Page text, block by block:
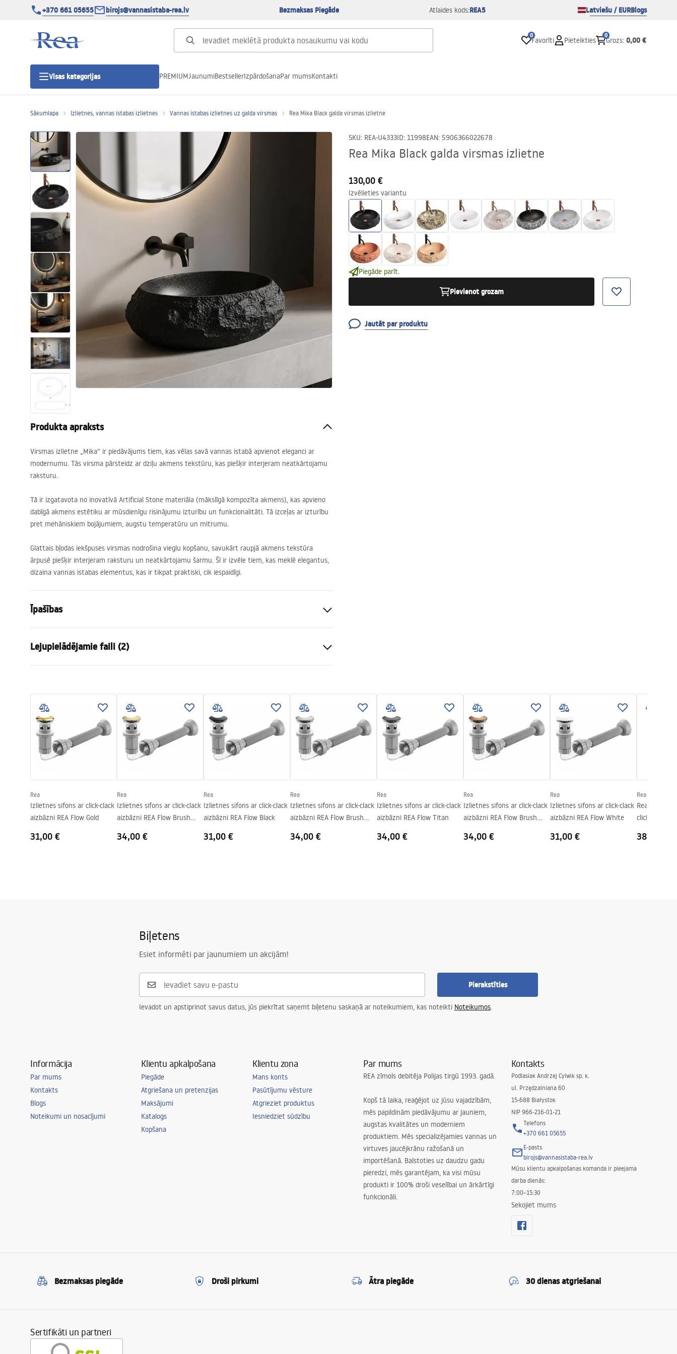
+370 661 05655 birojs@vannasistaba-rea.lv Bezmaksas Piegāde Atlaides kods:REA5 Latviešu / EURBlogs
0
Favorīti Pieteikties
0
Grozs: 0,00 €
Visas kategorijas
Dušas durvis
Vannas istabas dušas paliktņi
Lineāras dušas notekas
Tualetes
Izlietnes
Vannas un ekrāni
Vannas istabas jaucējkrāni
Vannas istabas dušas
PREMIUMJaunumiBestsellerIzpārdošanaPar mumsKontakti
Sākumlapa Izlietnes, vannas istabas izlietnes Vannas istabas izlietnes uz galda virsmas Rea Mika Black galda virsmas izlietne
SKU: REA-U4333ID: 11998EAN: 5906366022678
Rea Mika Black galda virsmas izlietne
130,00 €
Izvēlieties variantu
Piegāde parīt.
Pievienot grozam
Jautāt par produktu
Produkta apraksts
Virsmas izlietne „Mika“ ir piedāvājums tiem, kas vēlas savā vannas istabā apvienot eleganci ar
modernumu. Tās virsma pārsteidz ar dziļu akmens tekstūru, kas piešķir interjeram neatkārtojamu
raksturu.
Tā ir izgatavota no inovatīvā Artificial Stone materiāla (mākslīgā kompozīta akmens), kas apvieno
dabīgā akmens estētiku ar mūsdienīgu risinājumu izturību un funkcionalitāti. Tā izceļas ar izturību
pret mehāniskiem bojājumiem, augstu temperatūru un mitrumu.
Glattais bļodas iekšpuses virsmas nodrošina vieglu kopšanu, savukārt raupjā akmens tekstūra
ārpusē piešķir interjeram raksturu un neatkārtojamu šarmu. Šī ir izvēle tiem, kas meklē elegantus,
dizaina vannas istabas elementus, kas ir tikpat praktiski, cik iespaidīgi.
Īpašības
Materiāls
Krāsa
Melns, Akmens imitācija
Platums
mm
Augstums
150
mm
Dziļums
mm
Pieskarieties atverei
Nē
Pārplūdes caurums
Lejupielādējamie faili (2)
Warranty_Terms_and_Conditions_
Basins_-_5.pdf
Rea
Izlietnes sifons ar click-clack
aizbāzni REA Flow Gold
31,00 €
Rea
Izlietnes sifons ar click-clack
aizbāzni REA Flow Brush
34,00 €
Rea
Izlietnes sifons ar click-clack
aizbāzni REA Flow Black
31,00 €
Rea
Izlietnes sifons ar click-clack
aizbāzni REA Flow Brush
34,00 €
Rea
Izlietnes sifons ar click-clack
aizbāzni REA Flow Titan
34,00 €
Rea
Izlietnes sifons ar click-clack
aizbāzni REA Flow Brush
34,00 €
Rea
Izlietnes sifons ar click-clack
aizbāzni REA Flow White
31,00 €
Rea
Rea Copper
click-clack
38,00 €
Biļetens
Esiet informēti par jaunumiem un akcijām!
Pierakstīties
Ievadot un apstiprinot savus datus, jūs piekrītat saņemt biļetenu saskaņā ar noteikumiem, kas noteikti Noteikumos.
Informācija
Par mums
Kontakts
Blogs
Noteikumi un nosacījumi
Klientu apkalpošana
Piegāde
Atgriešana un pretenzijas
Maksājumi
Katalogs
Kopšana
Klientu zona
Mans konts
Pasūtījumu vēsture
Atgrieziet produktus
Iesniedziet sūdzību
Par mums
REA zīmols debitēja Polijas tirgū 1993. gadā.
Kopš tā laika, reaģējot uz jūsu vajadzībām,
mēs papildinām piedāvājumu ar jauniem,
augstas kvalitātes un moderniem
produktiem. Mēs specializējamies vannas un
virtuves jaucējkrānu ražošanā un
importēšanā. Balstoties uz daudzu gadu
pieredzi, mēs garantējam, ka visi mūsu
produkti ir 100% droši veselībai un ārkārtīgi
funkcionāli.
Kontakts
Podlasiak Andrzej Cylwik sp. k.
ul. Przędzalniana 60
15-688 Białystok
NIP 966-216-01-21
Telefons
+370 661 05655
E-pasts
birojs@vannasistaba-rea.lv
Mūsu klientu apkalpošanas komanda ir pieejama
darba dienās:
7:00–15:30
Sekojiet mums
Bezmaksas piegāde Droši pirkumi Ātra piegāde 30 dienas atgriešanai
Sertifikāti un partneri